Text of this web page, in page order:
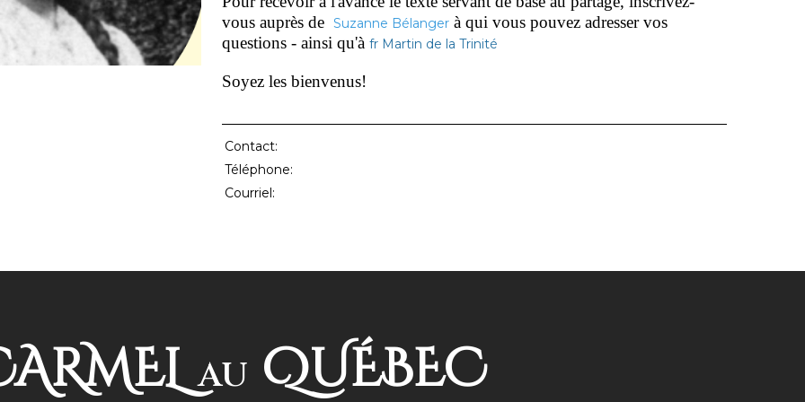
vous auprès deSuzanne Bélanger à qui vous pouvez adresser vos
questions - ainsi qu'àfr Martin de la Trinité
Soyez les bienvenus!
Contact:
Téléphone:
Courriel:
AU QUÉBEC